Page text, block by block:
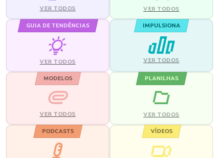
VER TODOS VER TODOS
GUIA DE TENDÊNCIAS
VER TODOS
IMPULSIONA
VER TODOS
MODELOS
VER TODOS
PLANILHAS
VER TODOS
PODCASTS VÍDEOS